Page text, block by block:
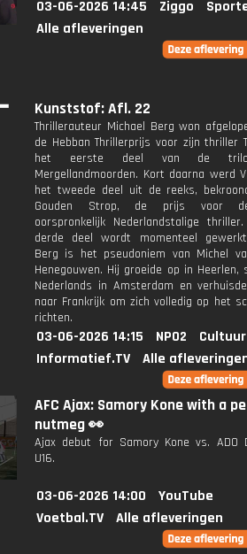
03-06-2026 14:45 Ziggo
Alle afleveringen
Kunststof: Afl. 22
Thrillerauteur Michael Berg won
de Hebban Thrillerprijs voor zijn thriller
het eerste deel van de
Mergellandmoorden. Kort daarna werd
het tweede deel uit de reeks,
Gouden Strop, de prijs voor
oorspronkelijk Nederlandstalige
derde deel wordt momenteel
Berg is het pseudoniem van Michel
Henegouwen. Hij groeide op in Heerlen,
Nederlands in Amsterdam en
naar Frankrijk om zich volledig op het
richten.
03-06-2026 14:15 NPO2
Informatief.TV
Alle
AFC Ajax: Samory Kone with a
nutmeg 👀
Ajax debut for Samory Kone vs. ADO
U16.
03-06-2026 14:00
YouTube
Voetbal.TV
Alle afleveringen